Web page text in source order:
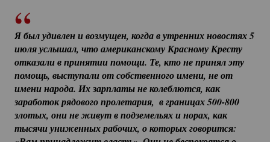
Я был удивлен и возмущен, когда в утренних новостях 5
июля услышал, что американскому Красному Кресту
отказали в принятии помощи. Те, кто не принял эту
помощь, выступали от собственного имени, не от
имени народа. Их зарплаты не колеблются, как
заработок рядового пролетария,  в границах 500-800
злотых, они не живут в подземельях и норах, как
тысячи униженных рабочих, о которых говорится: